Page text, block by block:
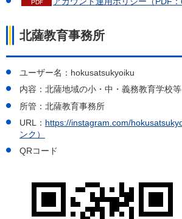
北薩教育事務所
ユーザー名：hokusatsukyoiku
内容：北薩地域の小・中・義務教育学校
所管：北薩教育事務所
URL： https://instagram.com/
ンク）
QRコード